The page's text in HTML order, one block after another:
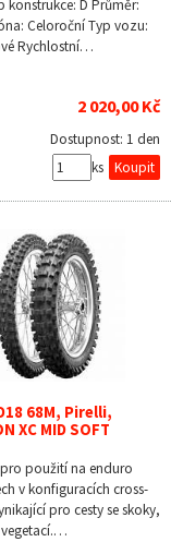
konstrukce: D Průměr:
Celoroční Typ vozu:
Rychlostní…
2 020,00 Kč
Dostupnost: 1 den
ks
68M, Pirelli,
XC MID SOFT
použití na enduro
v konfiguracích cross-
pro cesty se skoky,